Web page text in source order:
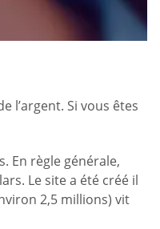
l’argent. Si vous êtes
En règle générale,
Le site a été créé il
2,5 millions) vit